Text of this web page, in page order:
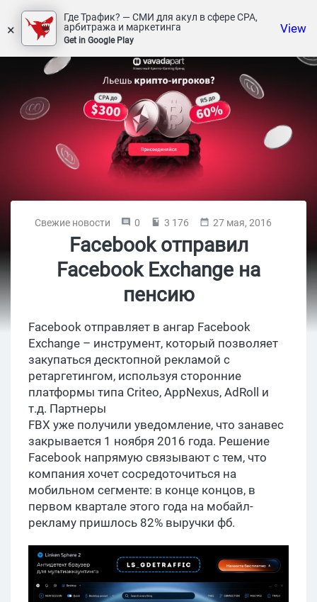
×
Где Трафик? — СМИ для акул в сфере СРА,
арбитража и маркетинга
Get in Google Play
View
Свежие новости 0 3 176 27 мая, 2016
Facebook отправил
Facebook Exchange на
пенсию
Facebook отправляет в ангар Facebook
Exchange – инструмент, который позволяет
закупаться десктопной рекламой с
ретаргетингом, используя сторонние
платформы типа Criteo, AppNexus, AdRoll и
т.д. Партнеры
FBX уже получили уведомление, что занавес
закрывается 1 ноября 2016 года. Решение
Facebook напрямую связывают с тем, что
компания хочет сосредоточиться на
мобильном сегменте: в конце концов, в
первом квартале этого года на мобайл-
рекламу пришлось 82% выручки фб.